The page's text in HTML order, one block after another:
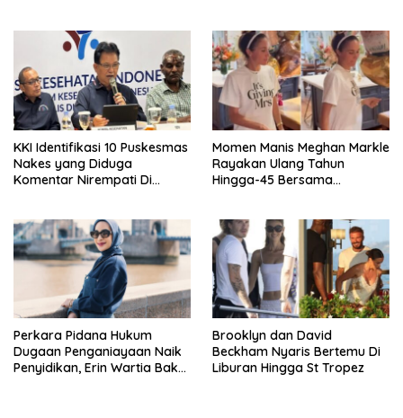
KKI Identifikasi 10 Puskesmas
Nakes yang Diduga
Komentar Nirempati Di
Momen Manis Meghan Markle
Rayakan Ulang Tahun
Hingga-45 Bersama
Perkara Pidana Hukum
Dugaan Penganiayaan Naik
Penyidikan, Erin Wartia Bakal
Brooklyn dan David
Beckham Nyaris Bertemu Di
Liburan Hingga St Tropez